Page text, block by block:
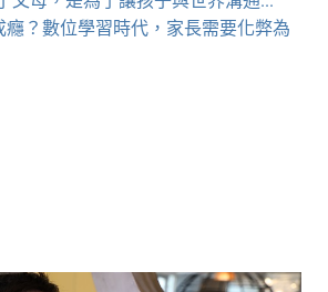
癮？數位學習時代，家長需要化弊為